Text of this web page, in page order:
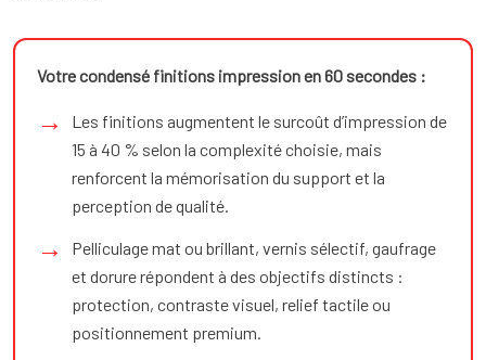
Votre condensé finitions impression en 60 secondes :
Les finitions augmentent le surcoût d’impression de
15 à 40 % selon la complexité choisie, mais
renforcent la mémorisation du support et la
perception de qualité.
Pelliculage mat ou brillant, vernis sélectif, gaufrage
et dorure répondent à des objectifs distincts :
protection, contraste visuel, relief tactile ou
positionnement premium.